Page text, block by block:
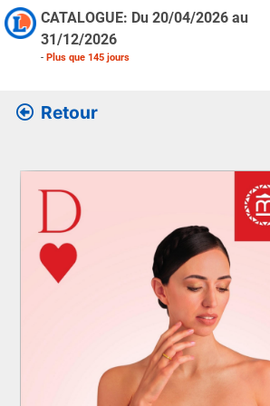
CATALOGUE: Du 20/04/2026 au
31/12/2026
- Plus que 145 jours
Retour